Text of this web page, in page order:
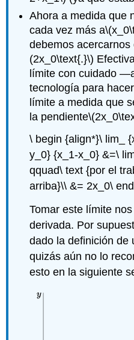
Ahora a medida que
cada vez más a
debemos
(2x_0\text{.}\)
límite con cuidado
tecnología para
límite a medida que
la pendiente
\ begin {align*}\ lim_
y_0} {x_1-x_0} &=\
qquad\ text {por el
arriba}\\ &= 2x_0\
Tomar este límite
derivada. Por
dado la definición de
quizás aún no lo
esto en la siguiente